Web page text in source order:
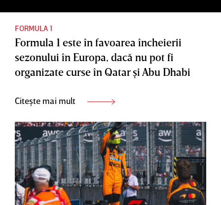
FORMULA 1
Formula 1 este în favoarea încheierii
sezonului în Europa, dacă nu pot fi
organizate curse în Qatar şi Abu Dhabi
Citește mai mult